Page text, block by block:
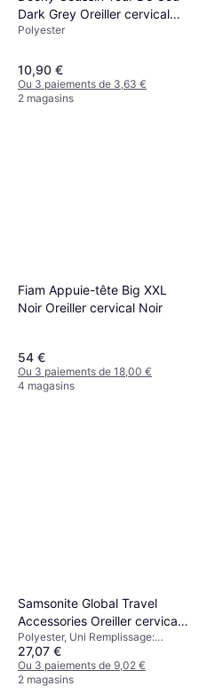
Dark Grey Oreiller cervical
Gris
Polyester
10,90 €
Ou 3 paiements de 3,63 €
2 magasins
Fiam Appuie-tête Big XXL
Noir Oreiller cervical Noir
54 €
Ou 3 paiements de 18,00 €
4 magasins
Samsonite Global Travel
Accessories Oreiller cervical
Bleu (76.2x76.2cm)
Polyester, Uni Remplissage:
Mousse à mémoire
27,07 €
Ou 3 paiements de 9,02 €
2 magasins